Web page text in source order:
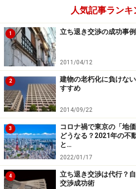
配偶者が本人よりも先に亡くなり
い場合のことも、考慮しておくこ
国税庁の調査は厳格、ご
ん
国税庁所管の税務署は、「持たざ
取るよりも、「持てる人」から
め、徹底的に調査される場合があ
人すら気が付かないような財産の
ちりと調べ上げてきます。
ある几帳面なオーナーさんで、「
人気記事ランキ
1 立ち退き交渉の成功事
2011/04/12
2
建物の老朽化に負けな
すすめ
2014/09/22
3
コロナ禍で東京の「地
どうなる？2021年の不
と…
2022/01/17
4
立ち退き交渉は代行？
交渉成功術